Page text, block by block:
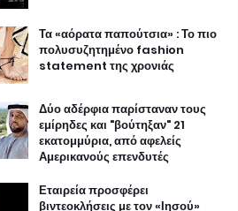
Τα «αόρατα παπούτσια» : Το πιο
πολυσυζητημένο fashion
statement της χρονιάς
Δύο αδέρφια παρίσταναν τους
εμίρηδες και "βούτηξαν" 21
εκατομμύρια, από αφελείς
Αμερικανούς επενδυτές
Εταιρεία προσφέρει
βιντεοκλήσεις με τον «Ιησού»